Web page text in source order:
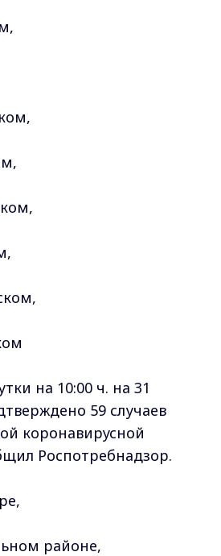
на 10:00 ч. на 31
59 случаев
коронавирусной
Роспотребнадзор.
районе,